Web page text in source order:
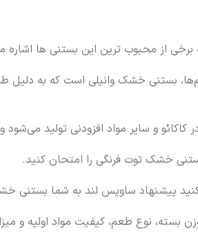
از محبوب ترین این بستنی ها اشاره
بستنی خشک وانیلی است که به دلیل
و سایر مواد افزودنی تولید می‌شود و
خشک توت فرنگی را امتحان کنید.
پیشنهاد ساویس لند به شما بستنی
بسته، نوع طعم، کیفیت مواد اولیه و